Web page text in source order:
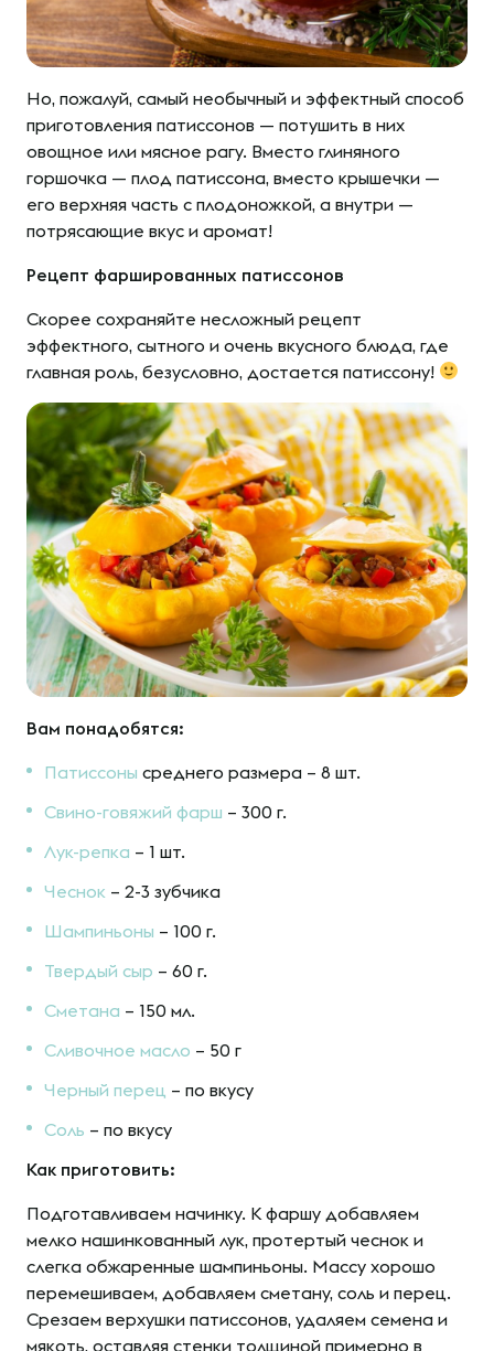
Но, пожалуй, самый необычный и эффектный способ
приготовления патиссонов — потушить в них
овощное или мясное рагу. Вместо глиняного
горшочка — плод патиссона, вместо крышечки —
его верхняя часть с плодоножкой, а внутри —
потрясающие вкус и аромат!
Рецепт фаршированных патиссонов
Скорее сохраняйте несложный рецепт
эффектного, сытного и очень вкусного блюда, где
главная роль, безусловно, достается патиссону!
Вам понадобятся:
Патиссоны среднего размера – 8 шт.
Свино-говяжий фарш – 300 г.
Лук-репка – 1 шт.
Чеснок – 2-3 зубчика
Шампиньоны – 100 г.
Твердый сыр – 60 г.
Сметана – 150 мл.
Сливочное масло – 50 г
Черный перец – по вкусу
Соль – по вкусу
Как приготовить:
Подготавливаем начинку. К фаршу добавляем
мелко нашинкованный лук, протертый чеснок и
слегка обжаренные шампиньоны. Массу хорошо
перемешиваем, добавляем сметану, соль и перец.
Срезаем верхушки патиссонов, удаляем семена и
мякоть, оставляя стенки толщиной примерно в